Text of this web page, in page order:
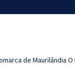
de Maurilândia